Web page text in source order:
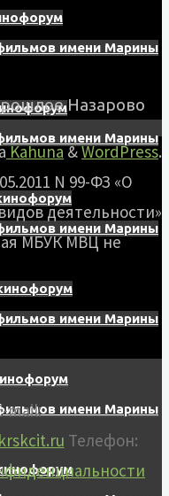
имени Марины
имени Марины
имени Марины
имени Марины
имени Марины
Назарово
Kahuna&WordPress.
N 99-ФЗ «О
деятельности»
МБУК МВЦ не
mail:
Телефон: